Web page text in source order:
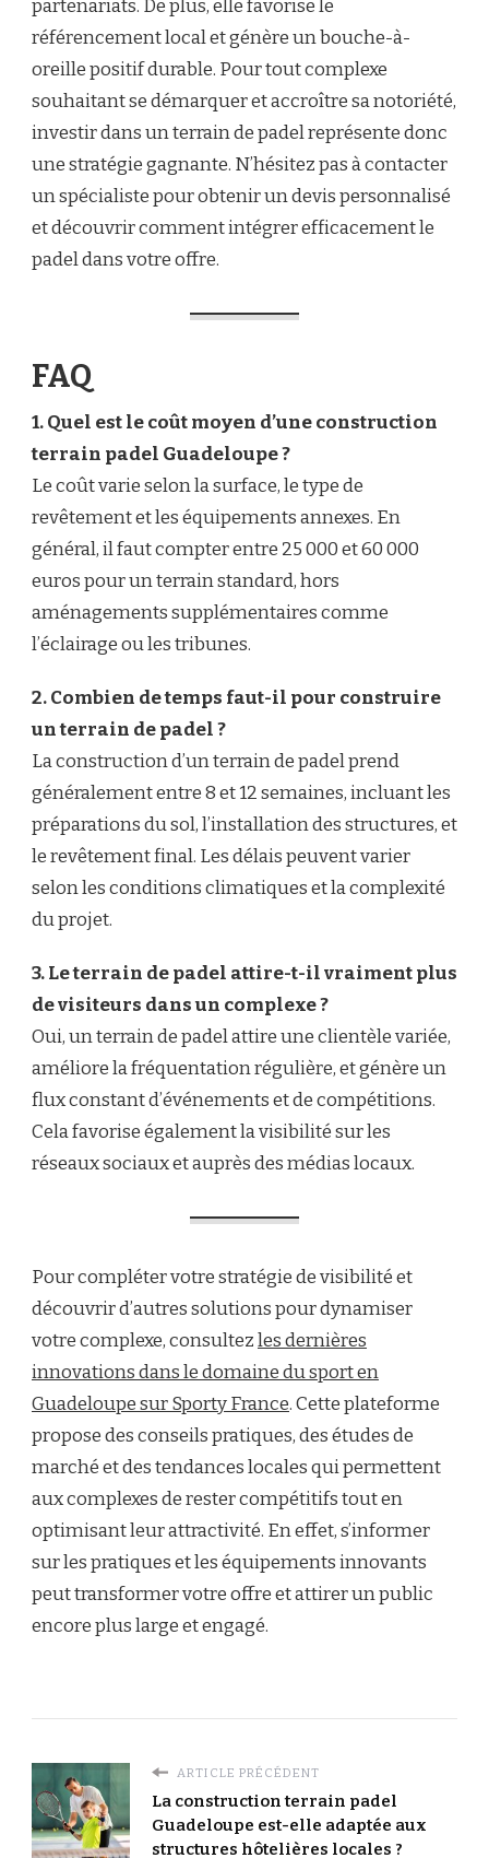
partenariats. De plus, elle favorise le
référencement local et génère un bouche-à-
oreille positif durable. Pour tout complexe
souhaitant se démarquer et accroître sa notoriété,
investir dans un terrain de padel représente donc
une stratégie gagnante. N’hésitez pas à contacter
un spécialiste pour obtenir un devis personnalisé
et découvrir comment intégrer efficacement le
padel dans votre offre.
FAQ
1. Quel est le coût moyen d’une construction
terrain padel Guadeloupe ?
Le coût varie selon la surface, le type de
revêtement et les équipements annexes. En
général, il faut compter entre 25 000 et 60 000
euros pour un terrain standard, hors
aménagements supplémentaires comme
l’éclairage ou les tribunes.
2. Combien de temps faut-il pour construire
un terrain de padel ?
La construction d’un terrain de padel prend
généralement entre 8 et 12 semaines, incluant les
préparations du sol, l’installation des structures, et
le revêtement final. Les délais peuvent varier
selon les conditions climatiques et la complexité
du projet.
3. Le terrain de padel attire-t-il vraiment plus
de visiteurs dans un complexe ?
Oui, un terrain de padel attire une clientèle variée,
améliore la fréquentation régulière, et génère un
flux constant d’événements et de compétitions.
Cela favorise également la visibilité sur les
réseaux sociaux et auprès des médias locaux.
Pour compléter votre stratégie de visibilité et
découvrir d’autres solutions pour dynamiser
votre complexe, consultezles dernières
innovations dans le domaine du sport en
Guadeloupe sur Sporty France. Cette plateforme
propose des conseils pratiques, des études de
marché et des tendances locales qui permettent
aux complexes de rester compétitifs tout en
optimisant leur attractivité. En effet, s’informer
sur les pratiques et les équipements innovants
peut transformer votre offre et attirer un public
encore plus large et engagé.
ARTICLE PRÉCÉDENT
La construction terrain padel
Guadeloupe est-elle adaptée aux
structures hôtelières locales ?